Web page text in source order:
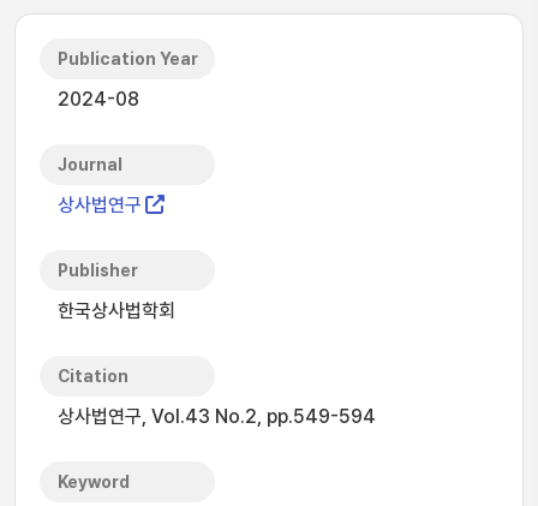
Publication Year
2024-08
Journal
상사법연구
Publisher
한국상사법학회
Citation
상사법연구, Vol.43 No.2, pp.549-594
Keyword